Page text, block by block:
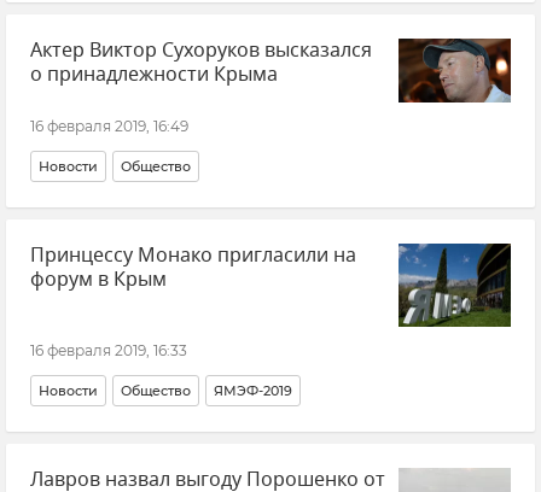
Актер Виктор Сухоруков высказался
о принадлежности Крыма
16 февраля 2019, 16:49
Новости Общество
Принцессу Монако пригласили на
форум в Крым
16 февраля 2019, 16:33
Новости Общество ЯМЭФ-2019
Лавров назвал выгоду Порошенко от